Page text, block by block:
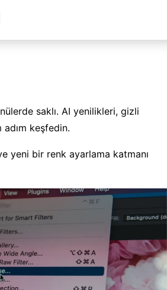
saklı. AI yenilikleri, gizli
keşfedin.
yeni bir renk ayarlama katmanı